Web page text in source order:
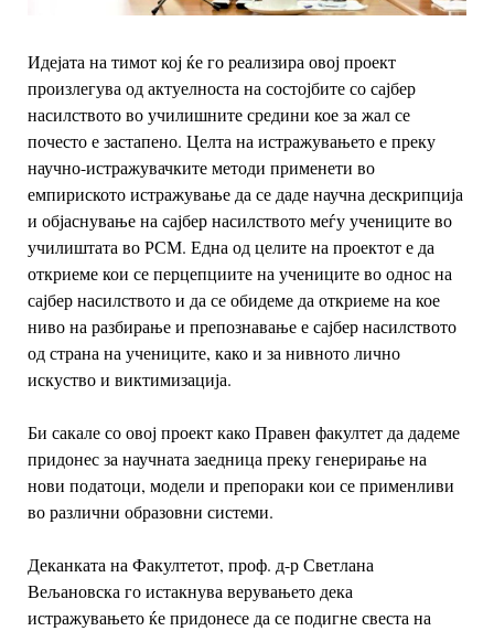
Идејата на тимот кој ќе го реализира овој проект
произлегува од актуелноста на состојбите со сајбер
насилството во училишните средини кое за жал се
почестое застапено. Целта на истражувањето е преку
научно-истражувачките методи применети во
емпириското истражување да се даде научна дескрипција
и објаснување на сајбер насилството меѓу учениците во
училиштата во РСМ. Една од целите на проектот е да
откриеме кои се перцепциите на учениците во односна
сајбер насилството и да се обидеме да откриеме на кое
ниво на разбирање и препознавање е сајбер насилството
од страна на учениците, како и за нивнотолично
искуство и виктимизација.
Би сакале со овој проект како Правен факултет да дадеме
придонес за научната заедница преку генерирање на
нови податоци, модели и препораки кои се применливи
во различни образовни системи.
Деканката на Факултетот, проф. д-р Светлана
Вељановска го истакнува верувањето дека
истражувањето ќе придонесе да се подигне свеста на